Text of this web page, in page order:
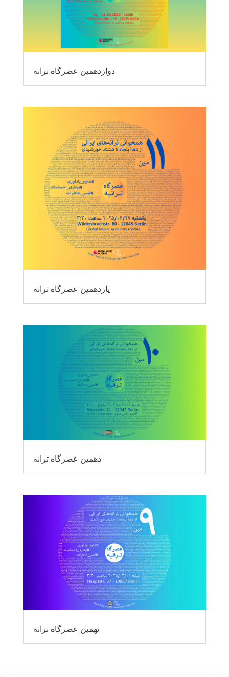
دوازدهمین عصرگاه ترانه
یازدهمین عصرگاه ترانه
دهمین عصرگاه ترانه
نهمین عصرگاه ترانه